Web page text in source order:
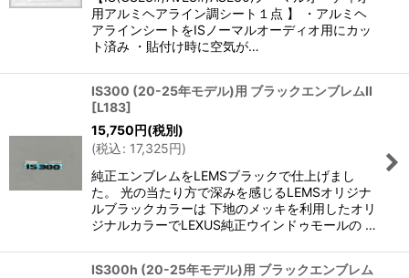
用アルミヘアライン調シート１点 】 ・アルミヘ
アラインシートをISノーマルオーディオ用にカッ
ト済み ・貼付け時に空気が…
IS300 (20-25年モデル)用 ブラックエンブレムII
[L183]
15,750円(税別)
(税込: 17,325円)
純正エンブレムをLEMSブラックで仕上げまし
た。 光の当たり方で深みを感じるLEMSオリジナ
ルブラックカラーは 下地のメッキを利用したオリ
ジナルカラーでLEXUS純正ウインドゥモールの …
IS300h (20-25年モデル)用 ブラックエンブレム